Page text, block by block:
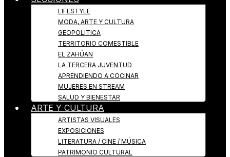
LIFESTYLE
MODA, ARTE Y CULTURA
GEOPOLITICA
TERRITORIO COMESTIBLE
EL ZAHÚAN
LA TERCERA JUVENTUD
APRENDIENDO A COCINAR
MUJERES EN STREAM
SALUD Y BIENESTAR
ARTE Y CULTURA
ARTISTAS VISUALES
EXPOSICIONES
LITERATURA / CINE / MÚSICA
PATRIMONIO CULTURAL